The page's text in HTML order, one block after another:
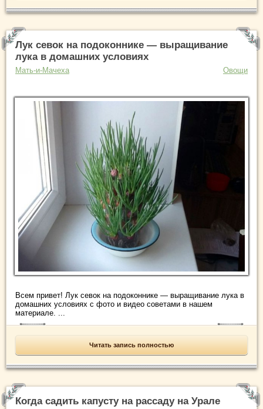
Лук севок на подоконнике — выращивание
лука в домашних условиях
Мать-и-Мачеха Овощи
Всем привет! Лук севок на подоконнике — выращивание лука в
домашних условиях с фото и видео советами в нашем
материале. ...
Читать запись полностью
Когда садить капусту на рассаду на Урале